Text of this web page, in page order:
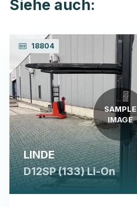
Siehe auch:
18804
SAMPLE
IMAGE
LINDE
D12SP (133) Li-On